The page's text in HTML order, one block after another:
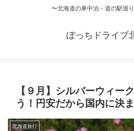
〜北海道の車中泊・道の駅巡
ぼっちドライブ
【９月】シルバーウィー
う！円安だから国内に決ま
北海道旅行